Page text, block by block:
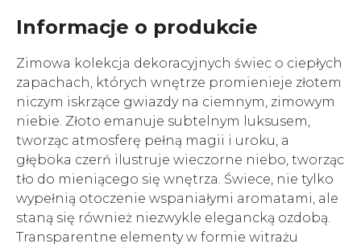
Informacje o produkcie
Zimowa kolekcja dekoracyjnych świec o ciepłych
zapachach, których wnętrze promienieje złotem
niczym iskrzące gwiazdy na ciemnym, zimowym
niebie. Złoto emanuje subtelnym luksusem,
tworząc atmosferę pełną magii i uroku, a
głęboka czerń ilustruje wieczorne niebo, tworząc
tło do mieniącego się wnętrza. Świece, nie tylko
wypełnią otoczenie wspaniałymi aromatami, ale
staną się również niezwykle elegancką ozdobą.
Transparentne elementy w formie witrażu